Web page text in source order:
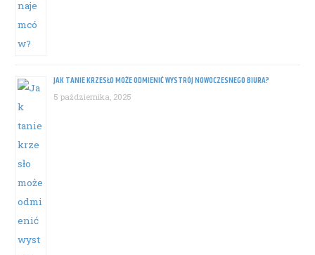
JAK TANIE KRZESŁO MOŻE ODMIENIĆ WYSTRÓJ NOWOCZESNEGO BIURA?
5 października, 2025